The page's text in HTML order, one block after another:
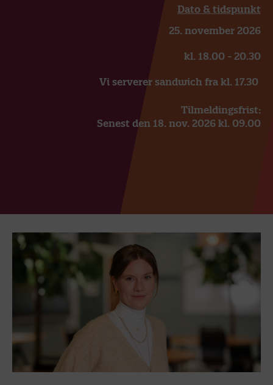
Dato & tidspunkt
25. november 2026
kl. 18.00 - 20.30
Vi serverer sandwich fra kl. 17.30
Tilmeldingsfrist:
Senest den 18. nov. 2026 kl. 09.00